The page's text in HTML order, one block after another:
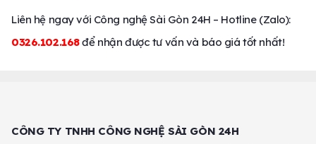
Liên hệ ngay với Công nghệ Sài Gòn 24H – Hotline (Zalo):
0326.102.168để nhận được tư vấn và báo giá tốt nhất!
CÔNG TY TNHH CÔNG NGHỆ SÀI GÒN 24H